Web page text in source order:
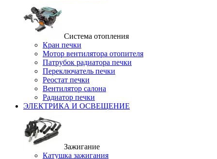
Система отопления
Кран печки
Мотор вентилятора отопителя
Патрубок радиатора печки
Переключатель печки
Реостат печки
Вентилятор салона
Радиатор печки
ЭЛЕКТРИКА И ОСВЕЩЕНИЕ
Зажигание
Катушка зажигания